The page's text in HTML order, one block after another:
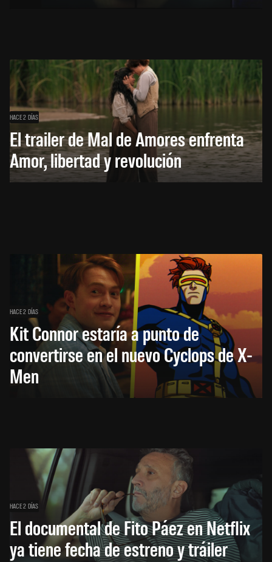
HACE 2 DÍAS
El trailer de Mal de Amores enfrenta
Amor, libertad y revolución
HACE 2 DÍAS
Kit Connor estaría a punto de
convertirse en el nuevo Cyclops de X-
Men
HACE 2 DÍAS
El documental de Fito Páez en Netflix
ya tiene fecha de estreno y tráiler